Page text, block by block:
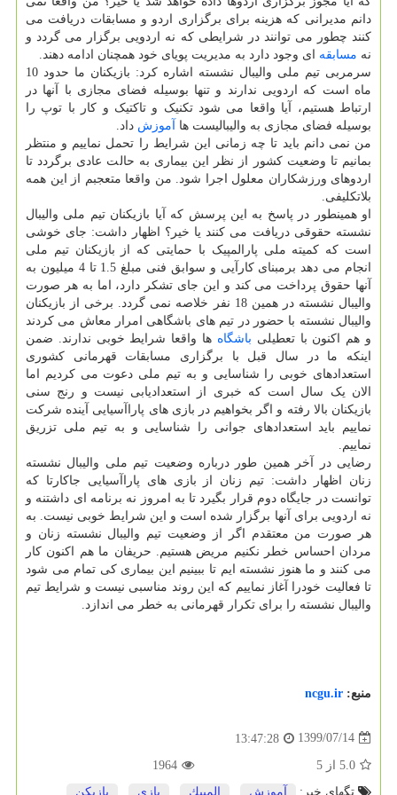
دانم مدیرانی که هزینه برای برگزاری اردو و مسابقات دریافت می
کنند چطور می توانند در شرایطی که نه اردویی برگزار می گردد و
نه مسابقه ای وجود دارد به مدیریت پویای خود همچنان ادامه دهند.
سرمربی تیم ملی والیبال نشسته اشاره کرد: بازیکنان ما حدود 10
ماه است که اردویی ندارند و تنها بوسیله فضای مجازی با آنها در
ارتباط هستیم، آیا واقعا می شود تکنیک و تاکتیک و کار با توپ را
بوسیله فضای مجازی به والیبالیست ها
آموزش داد.
من نمی دانم باید تا چه زمانی این شرایط را تحمل نماییم و منتظر
بمانیم تا وضعیت کشور از نظر این بیماری به حالت عادی برگردد تا
اردوهای ورزشکاران معلول اجرا شود. من واقعا متعجبم از این همه
بلاتکلیفی.
او همینطور در پاسخ به این پرسش که آیا بازیکنان تیم ملی والیبال
نشسته حقوقی دریافت می کنند یا خیر؟ اظهار داشت: جای خوشی
است که کمیته ملی پارالمپیک با حمایتی که از بازیکنان تیم ملی
انجام می دهد برمبنای کارآیی و سوابق فنی مبلغ 1.5 تا 4 میلیون به
آنها حقوق پرداخت می کند و این جای تشکر دارد، اما به هر صورت
والیبال نشسته در همین 18 نفر خلاصه نمی گردد. برخی از بازیکنان
والیبال نشسته با حضور در تیم های باشگاهی امرار معاش می کردند
و هم اکنون با تعطیلی باشگاه ها واقعا شرایط خوبی ندارند. ضمن
اینکه ما در سال قبل با برگزاری مسابقات قهرمانی کشوری
استعدادهای خوبی را شناسایی و به تیم ملی دعوت می کردیم اما
الان یک سال است که خبری از استعدادیابی نیست و رنج سنی
بازیکنان بالا رفته و اگر بخواهیم در بازی های پاراآسیایی آینده شرکت
نماییم باید استعدادهای جوانی را شناسایی و به تیم ملی تزریق
نماییم.
رضایی در آخر همین طور درباره وضعیت تیم ملی والیبال نشسته
زنان اظهار داشت: تیم زنان از بازی های پاراآسیایی جاکارتا که
توانست در جایگاه دوم قرار بگیرد تا به امروز نه برنامه ای داشتنه و
نه اردویی برای آنها برگزار شده است و این شرایط خوبی نیست. به
هر صورت من معتقدم اگر از وضعیت تیم والیبال نشسته زنان و
مردان احساس خطر نکنیم مریض هستیم. حریفان ما هم اکنون کار
می کنند و ما هنوز نشسته ایم تا ببینیم این بیماری کی تمام می شود
تا فعالیت خودرا آغاز نماییم که این روند مناسبی نیست و شرایط تیم
والیبال نشسته را برای تکرار قهرمانی به خطر می اندازد.
منبع: ncgu.ir
1399/07/14
13:47:28
5.0 از 5
1964
تگهای خبر:
آموزش المپیك بازی بازیكن